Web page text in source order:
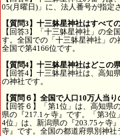
05(月曜日)」に、法人番号が指定
【質問3】十三躰星神社はすべて
【回答3】「十三躰星神社」の全
す。全国での「十三躰星神社」の
全国で第4166位です。
【質問4】十三躰星神社はどこの
【回答4】十三躰星神社は、高知
の神社です。
【質問６】全国で人口10万人当
【回答６】「第1位」は、高知県
県の『217.1ヶ寺』です。「第3
4位」は、新潟県の『203.75ヶ寺
寺』です。全国の都道府県別神